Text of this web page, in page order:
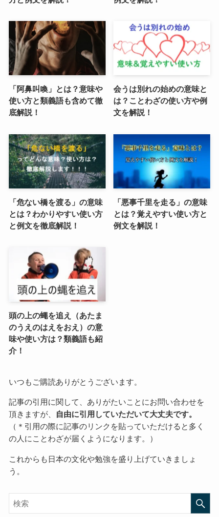
「阿鼻叫喚」とは？意味や
使い方と類義語も含めて徹
底解説！
会うは別れの始めの意味と
は？ことわざの使い方や例
文を解説！
「危ない橋を渡る」の意味
とは？わかりやすい使い方
と例文を徹底解説！
「悪事千里を走る」の意味
とは？覚えやすい使い方と
例文を解説！
頭の上の蠅を追え（あたま
のうえのはえをおえ）の意
味や使い方は？類義語も紹
介！
いつもご購読ありがとうございます。
記事の引用に関して、ありがたいことにお問い合わせを
頂きますが、
自由に引用していただいて大丈夫です。
（＊引用の際に記事のリンクを貼っていただけると多く
の人にことわざが届くようになります。）
これからも日本の文化や勉強を盛り上げていきましょ
う。